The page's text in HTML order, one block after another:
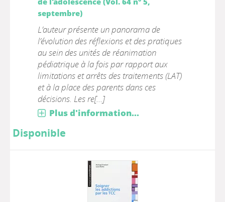
septembre)
L’auteur présente un panorama de
l’évolution des réflexions et des pratiques
au sein des unités de réanimation
pédiatrique à la fois par rapport aux
limitations et arrêts des traitements (LAT)
et à la place des parents dans ces
décisions. Les re[...]
Plus d'information...
Disponible